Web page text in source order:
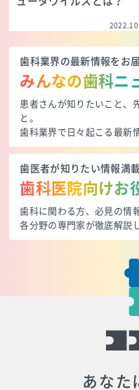
歯科業界の最新情報をお届
みんなの歯科ニ
患者さんが知りたいこと、
と。
歯科業界で日々起こる最新
歯医者が知りたい情報満載
歯科医院向けお
歯科に関わる方、必見の情
各分野の専門家が徹底解説
あなた